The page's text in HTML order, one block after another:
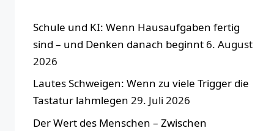
Schule und KI: Wenn Hausaufgaben fertig
sind – und Denken danach beginnt 6. August
2026
Lautes Schweigen: Wenn zu viele Trigger die
Tastatur lahmlegen 29. Juli 2026
Der Wert des Menschen – Zwischen